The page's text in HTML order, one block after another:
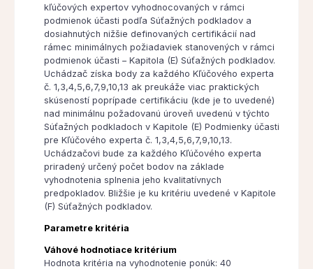
kľúčových expertov vyhodnocovaných v rámci
podmienok účasti podľa Súťažných podkladov a
dosiahnutých nižšie definovaných certifikácií nad
rámec minimálnych požiadaviek stanovených v rámci
podmienok účasti – Kapitola (E) Súťažných podkladov.
Uchádzač získa body za každého Kľúčového experta
č. 1,3,4,5,6,7,9,10,13 ak preukáže viac praktických
skúseností poprípade certifikáciu (kde je to uvedené)
nad minimálnu požadovanú úroveň uvedenú v týchto
Súťažných podkladoch v Kapitole (E) Podmienky účasti
pre Kľúčového experta č. 1,3,4,5,6,7,9,10,13.
Uchádzačovi bude za každého Kľúčového experta
priradený určený počet bodov na základe
vyhodnotenia splnenia jeho kvalitatívnych
predpokladov. Bližšie je ku kritériu uvedené v Kapitole
(F) Súťažných podkladov.
Parametre kritéria
Váhové hodnotiace kritérium
Hodnota kritéria na vyhodnotenie ponúk: 40